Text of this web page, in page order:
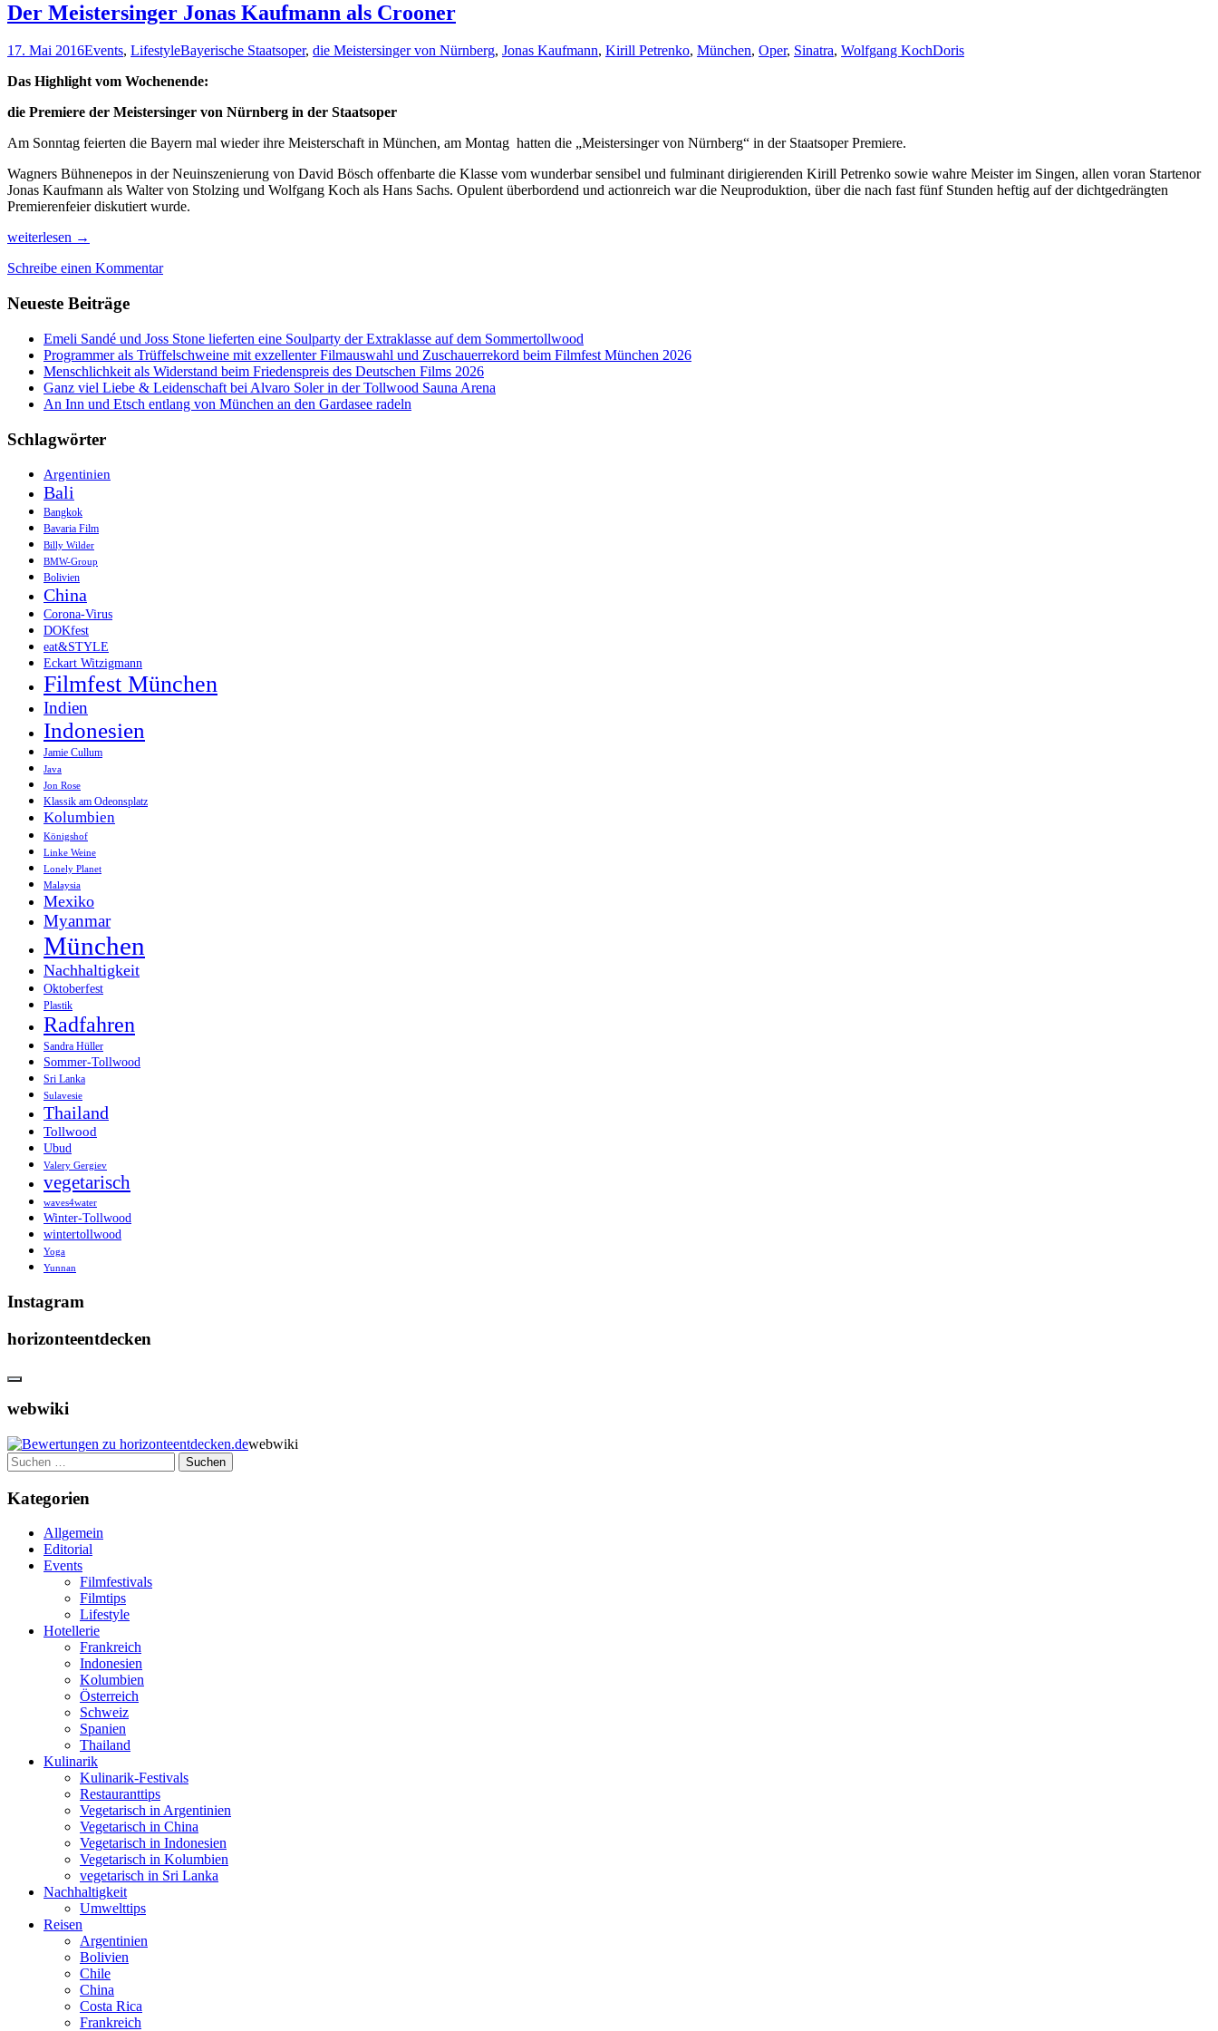
Der Meistersinger Jonas Kaufmann als Crooner
17. Mai 2016Events, LifestyleBayerische Staatsoper, die Meistersinger von Nürnberg, Jonas Kaufmann, Kirill Petrenko, München, Oper, Sinatra, Wolfgang KochDoris
Das Highlight vom Wochenende:
die Premiere der Meistersinger von Nürnberg in der Staatsoper
Am Sonntag feierten die Bayern mal wieder ihre Meisterschaft in München, am Montag hatten die „Meistersinger von Nürnberg“ in der Staatsoper Premiere.
Wagners Bühnenepos in der Neuinszenierung von David Bösch offenbarte die Klasse vom wunderbar sensibel und fulminant dirigierenden Kirill Petrenko sowie wahre Meister im Singen, allen voran Startenor
Jonas Kaufmann als Walter von Stolzing und Wolfgang Koch als Hans Sachs. Opulent überbordend und actionreich war die Neuproduktion, über die nach fast fünf Stunden heftig auf der dichtgedrängten
Premierenfeier diskutiert wurde.
Der
Jonas
als
weiterlesen →
Schreibe einen Kommentar
Neueste Beiträge
Emeli Sandé und Joss Stone lieferten eine Soulparty der Extraklasse auf dem Sommertollwood
Programmer als Trüffelschweine mit exzellenter Filmauswahl und Zuschauerrekord beim Filmfest München 2026
Menschlichkeit als Widerstand beim Friedenspreis des Deutschen Films 2026
Ganz viel Liebe & Leidenschaft bei Alvaro Soler in der Tollwood Sauna Arena
An Inn und Etsch entlang von München an den Gardasee radeln
Schlagwörter
Argentinien
Bali
Bangkok
Bavaria Film
Billy Wilder
BMW-Group
Bolivien
China
Corona-Virus
DOKfest
eat&STYLE
Eckart Witzigmann
Filmfest München
Indien
Indonesien
Jamie Cullum
Java
Jon Rose
Klassik am Odeonsplatz
Kolumbien
Königshof
Linke Weine
Lonely Planet
Malaysia
Mexiko
Myanmar
München
Nachhaltigkeit
Oktoberfest
Plastik
Radfahren
Sandra Hüller
Sommer-Tollwood
Sri Lanka
Sulavesie
Thailand
Tollwood
Ubud
Valery Gergiev
vegetarisch
waves4water
Winter-Tollwood
wintertollwood
Yoga
Yunnan
Instagram
horizonteentdecken
webwiki
webwiki
Suchen
nach:
Kategorien
Allgemein
Editorial
Events
Filmfestivals
Filmtips
Lifestyle
Hotellerie
Frankreich
Indonesien
Kolumbien
Österreich
Schweiz
Spanien
Thailand
Kulinarik
Kulinarik-Festivals
Restauranttips
Vegetarisch in Argentinien
Vegetarisch in China
Vegetarisch in Indonesien
Vegetarisch in Kolumbien
vegetarisch in Sri Lanka
Nachhaltigkeit
Umwelttips
Reisen
Argentinien
Bolivien
Chile
China
Costa Rica
Frankreich